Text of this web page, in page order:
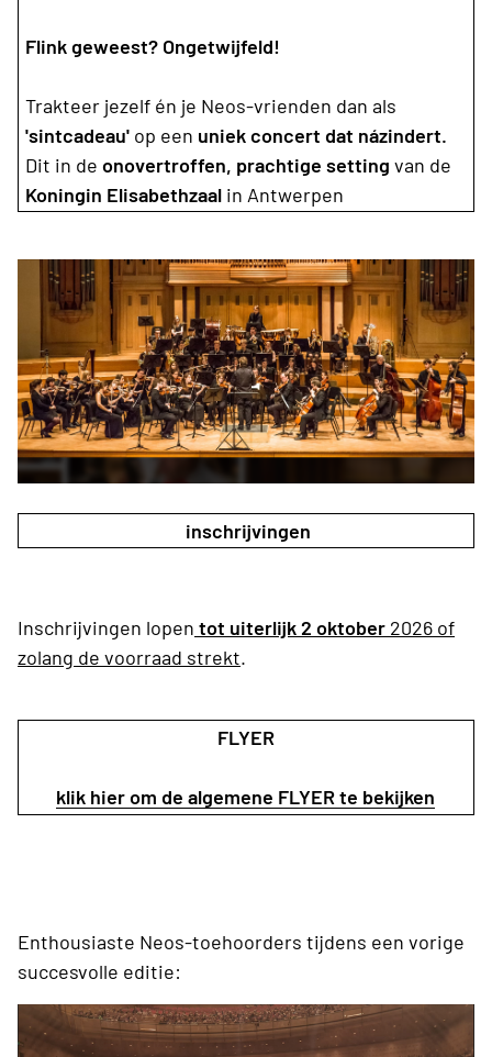
Flink geweest? Ongetwijfeld!
Trakteer jezelf én je Neos-vrienden dan als
'sintcadeau' op een uniek concert dat názindert.
Dit in de onovertroffen, prachtige setting van de
Koningin Elisabethzaal in Antwerpen
inschrijvingen
Inschrijvingen lopen tot uiterlijk 2 oktober 2026 of
zolang de voorraad strekt.
FLYER
klik hier om de algemene FLYER te bekijken
Enthousiaste Neos-toehoorders tijdens een vorige
succesvolle editie: